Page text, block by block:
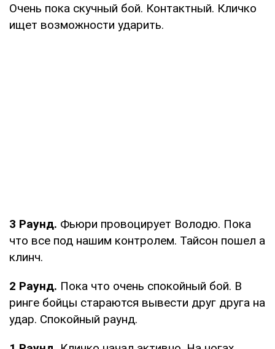
Очень пока скучный бой. Контактный. Кличко
ищет возможности ударить.
3 Раунд. Фьюри провоцирует Володю. Пока
что все под нашим контролем. Тайсон пошел а
клинч.
2 Раунд. Пока что очень спокойный бой. В
ринге бойцы стараются вывести друг друга на
удар. Спокойный раунд.